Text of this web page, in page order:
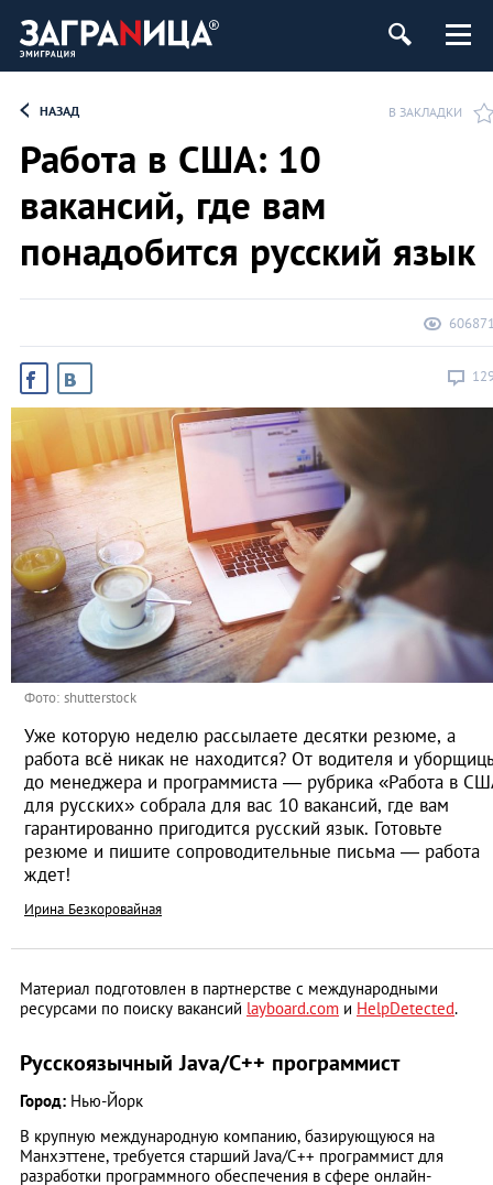
НАЗАД В ЗАКЛАДКИ
Работа в США: 10
вакансий, где вам
понадобится русский язык
Фото: shutterstock
Уже которую неделю рассылаете десятки резюме, а
работа всё никак не находится? От водителя и
до менеджера и программиста — рубрика «Работа в
для русских» собрала для вас 10 вакансий, где вам
гарантированно пригодится русский язык. Готовьте
резюме и пишите сопроводительные письма — работа
ждет!
Ирина Безкоровайная
Материал подготовлен в партнерстве с международными
ресурсами по поиску вакансий layboard.com и HelpDetected.
Русскоязычный Java/C++ программист
Город: Нью-Йорк
В крупную международную компанию, базирующуюся на
Манхэттене, требуется старший Java/C++ программист для
разработки программного обеспечения в сфере онлайн-